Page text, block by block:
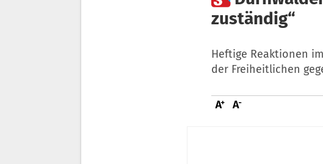
zuständig“
Heftige Reaktionen
der Freiheitlichen